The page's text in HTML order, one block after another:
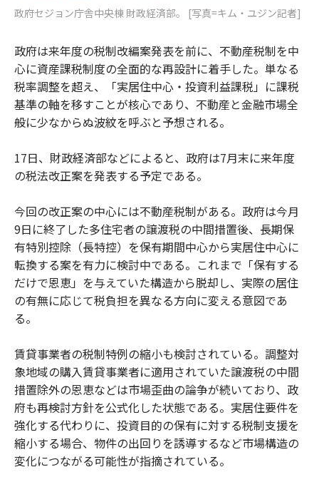
政府セジョン庁舎中央棟 財政経済部。 [写真=キム・ユジン記者]
政府は来年度の税制改編案発表を前に、不動産税制を中
心に資産課税制度の全面的な再設計に着手した。単なる
税率調整を超え、「実居住中心・投資利益課税」に課税
基準の軸を移すことが核心であり、不動産と金融市場全
般に少なからぬ波紋を呼ぶと予想される。
17日、財政経済部などによると、政府は7月末に来年度
の税法改正案を発表する予定である。
今回の改正案の中心には不動産税制がある。政府は今月
9日に終了した多住宅者の譲渡税の中間措置後、長期保
有特別控除（長特控）を保有期間中心から実居住中心に
転換する案を有力に検討中である。これまで「保有する
だけで恩恵」を与えていた構造から脱却し、実際の居住
の有無に応じて税負担を異なる方向に変える意図であ
る。
賃貸事業者の税制特例の縮小も検討されている。調整対
象地域の購入賃貸事業者に適用されていた譲渡税の中間
措置除外の恩恵などは市場歪曲の論争が続いており、政
府も再検討方針を公式化した状態である。実居住要件を
強化する代わりに、投資目的の保有に対する税制支援を
縮小する場合、物件の出回りを誘導するなど市場構造の
変化につながる可能性が指摘されている。